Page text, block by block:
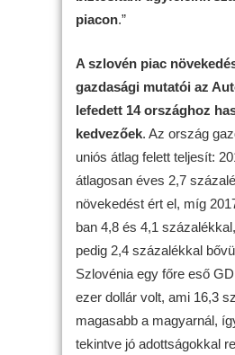
piacon.”
A szlovén piac
gazdasági mutatói az
lefedett 14 országhoz
kedvezőek. Az ország
uniós átlag felett teljesít:
átlagosan éves 2,7
növekedést ért el, míg
ban 4,8 és 4,1
pedig 2,4 százalékkal
Szlovénia egy főre eső
ezer dollár volt, ami 16,3
magasabb a magyarnál,
tekintve jó adottságokkal